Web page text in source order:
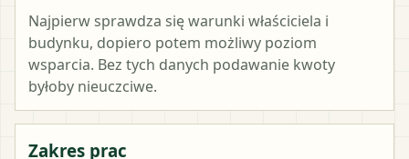
Najpierw sprawdza się warunki właściciela i
budynku, dopiero potem możliwy poziom
wsparcia. Bez tych danych podawanie kwoty
byłoby nieuczciwe.
Zakres prac